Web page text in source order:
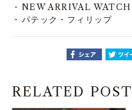
NEW ARRIVAL WATCH
パテック・フィリップ
RELATED POST